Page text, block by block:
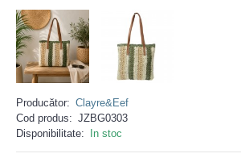
Producător: Clayre&Eef
Cod produs: JZBG0303
Disponibilitate:
In stoc